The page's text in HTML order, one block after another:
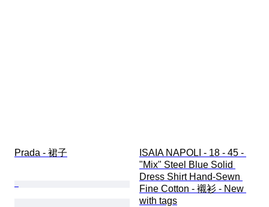
Prada - 裙子
ISAIA NAPOLI - 18 - 45 -
"Mix" Steel Blue Solid
Dress Shirt Hand-Sewn
Fine Cotton - 襯衫 - New
with tags